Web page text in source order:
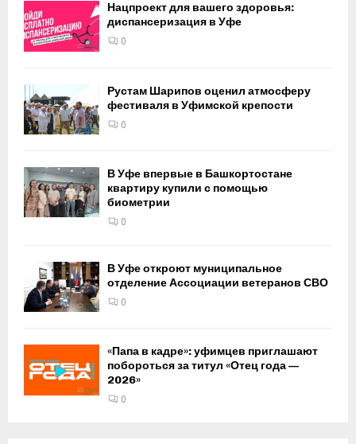
Нацпроект для вашего здоровья:
диспансеризация в Уфе
0
Рустам Шарипов оценил атмосферу
фестиваля в Уфимской крепости
0
В Уфе впервые в Башкортостане
квартиру купили с помощью
биометрии
0
В Уфе откроют муниципальное
отделение Ассоциации ветеранов СВО
0
«Папа в кадре»: уфимцев приглашают
побороться за титул «Отец года —
2026»
0